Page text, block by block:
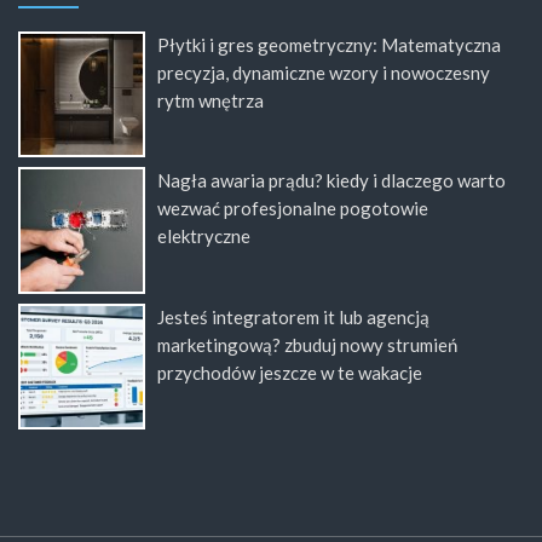
Płytki i gres geometryczny: Matematyczna
precyzja, dynamiczne wzory i nowoczesny
rytm wnętrza
Nagła awaria prądu? kiedy i dlaczego warto
wezwać profesjonalne pogotowie
elektryczne
Jesteś integratorem it lub agencją
marketingową? zbuduj nowy strumień
przychodów jeszcze w te wakacje